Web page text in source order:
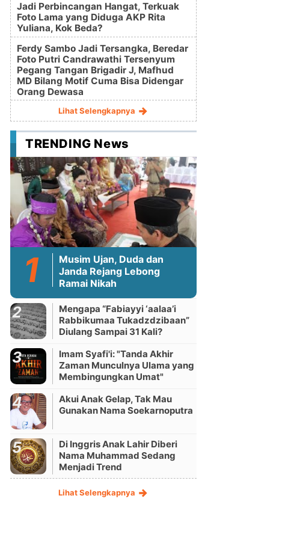
Jadi Perbincangan Hangat, Terkuak
Foto Lama yang Diduga AKP Rita
Yuliana, Kok Beda?
Ferdy Sambo Jadi Tersangka, Beredar
Foto Putri Candrawathi Tersenyum
Pegang Tangan Brigadir J, Mafhud
MD Bilang Motif Cuma Bisa Didengar
Orang Dewasa
Lihat Selengkapnya
TRENDING News
Musim Ujan, Duda dan
Janda Rejang Lebong
Ramai Nikah
Mengapa “Fabiayyi ‘aalaa’i
Rabbikumaa Tukadzdzibaan”
Diulang Sampai 31 Kali?
Imam Syafi'i: "Tanda Akhir
Zaman Munculnya Ulama yang
Membingungkan Umat"
Akui Anak Gelap, Tak Mau
Gunakan Nama Soekarnoputra
Di Inggris Anak Lahir Diberi
Nama Muhammad Sedang
Menjadi Trend
Lihat Selengkapnya